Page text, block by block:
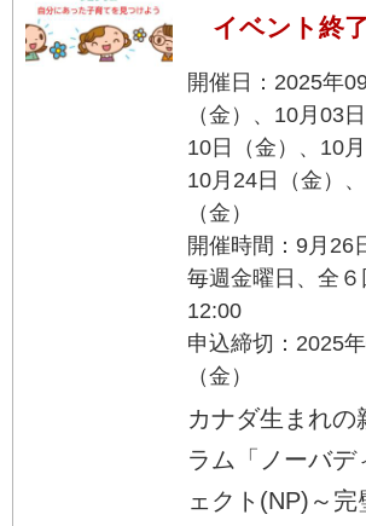
イベント終了
開催日：2025年
（金）、10月03
10日（金）、10
10月24日（金）
（金）
開催時間：9月26
毎週金曜日、全
12:00
申込締切：2025
（金）
カナダ生まれの
ラム「ノーバ
ェクト(NP)～